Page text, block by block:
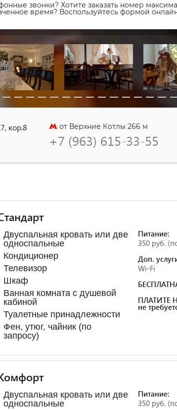
звонки? Хотите заказать номер
время? Воспользуйтесь формой
кор.8
от Верхние Котлы 266 м
+7 (963) 615-33-55
Двуспальная кровать или две
односпальные
Кондиционер
Телевизор
Шкаф
Ванная комната с душевой
кабиной
Туалетные принадлежности
Фен, утюг, чайник (по
запросу)
Питание:
350 руб.
Доп.
Wi-Fi
ПЛАТИТЕ
не
Двуспальная кровать или две
односпальные
Питание:
350 руб.